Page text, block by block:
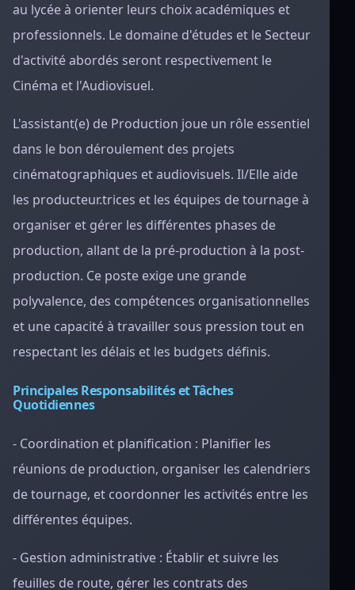
au lycée à orienter leurs choix académiques et
professionnels. Le domaine d'études et le Secteur
d'activité abordés seront respectivement le
Cinéma et l'Audiovisuel.
L'assistant(e) de Production joue un rôle essentiel
dans le bon déroulement des projets
cinématographiques et audiovisuels. Il/Elle aide
les producteur.trices et les équipes de tournage à
organiser et gérer les différentes phases de
production, allant de la pré-production à la post-
production. Ce poste exige une grande
polyvalence, des compétences organisationnelles
et une capacité à travailler sous pression tout en
respectant les délais et les budgets définis.
Principales Responsabilités et Tâches
Quotidiennes
- Coordination et planification : Planifier les
réunions de production, organiser les calendriers
de tournage, et coordonner les activités entre les
différentes équipes.
- Gestion administrative : Établir et suivre les
feuilles de route, gérer les contrats des